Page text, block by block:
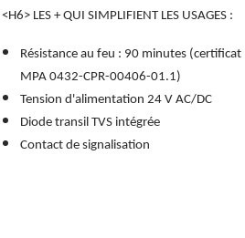
<H6> LES + QUI SIMPLIFIENT LES USAGES :
Résistance au feu : 90 minutes (certificat
MPA 0432-CPR-00406-01.1)
Tension d'alimentation 24 V AC/DC
Diode transil TVS intégrée
Contact de signalisation